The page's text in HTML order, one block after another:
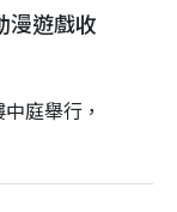
漫遊戲收
庭舉行，